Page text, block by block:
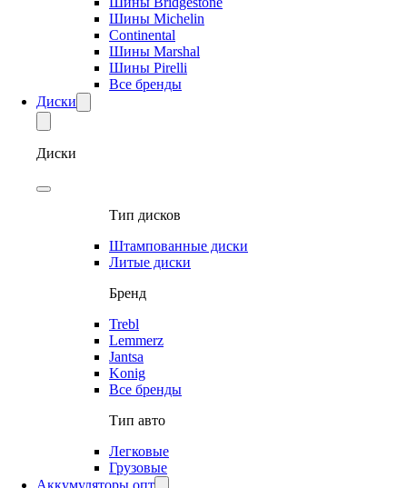
Шины Michelin
Continental
Шины Marshal
Шины Pirelli
Все бренды
Диски
Диски
Тип дисков
Штампованные диски
Литые диски
Бренд
Trebl
Lemmerz
Jantsa
Konig
Все бренды
Тип авто
Легковые
Грузовые
Аккумуляторы опт